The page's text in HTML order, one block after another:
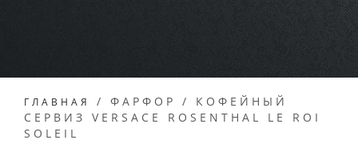
ГЛАВНАЯ / ФАРФОР / КОФЕЙНЫЙ
СЕРВИЗ VERSACE ROSENTHAL LE ROI
SOLEIL